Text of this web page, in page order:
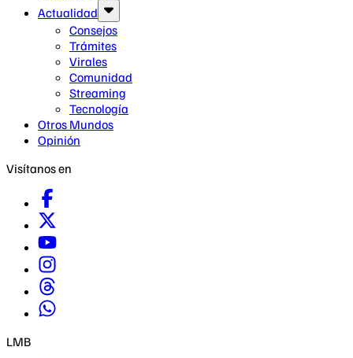
Actualidad
Consejos
Trámites
Virales
Comunidad
Streaming
Tecnología
Otros Mundos
Opinión
Visítanos en
LMB